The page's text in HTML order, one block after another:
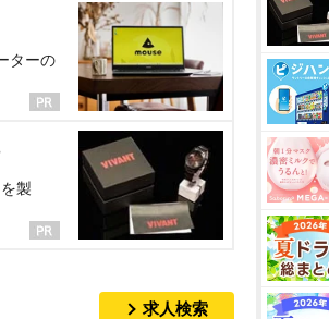
ターの
製
求人検索